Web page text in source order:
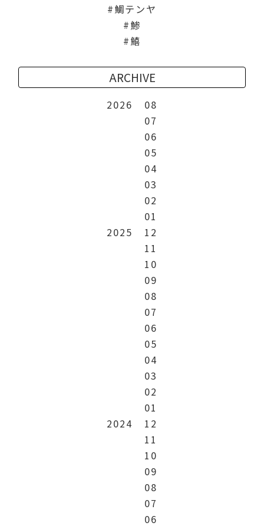
鯛テンヤ
鯵
鱚
ARCHIVE
2026
08
07
06
05
04
03
02
01
2025
12
11
10
09
08
07
06
05
04
03
02
01
2024
12
11
10
09
08
07
06